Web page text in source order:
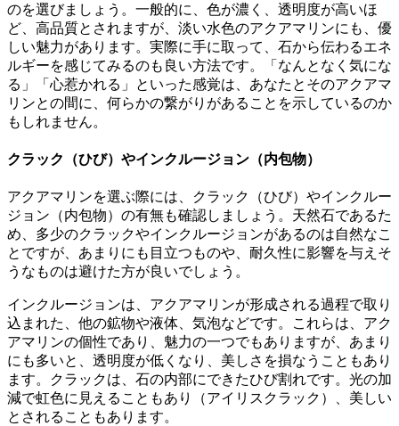
のを選びましょう。一般的に、色が濃く、透明度が高いほ
ど、高品質とされますが、淡い水色のアクアマリンにも、優
しい魅力があります。実際に手に取って、石から伝わるエネ
ルギーを感じてみるのも良い方法です。「なんとなく気にな
る」「心惹かれる」といった感覚は、あなたとそのアクアマ
リンとの間に、何らかの繋がりがあることを示しているのか
もしれません。
クラック（ひび）やインクルージョン（内包物）
アクアマリンを選ぶ際には、クラック（ひび）やインクルー
ジョン（内包物）の有無も確認しましょう。天然石であるた
め、多少のクラックやインクルージョンがあるのは自然なこ
とですが、あまりにも目立つものや、耐久性に影響を与えそ
うなものは避けた方が良いでしょう。
インクルージョンは、アクアマリンが形成される過程で取り
込まれた、他の鉱物や液体、気泡などです。これらは、アク
アマリンの個性であり、魅力の一つでもありますが、あまり
にも多いと、透明度が低くなり、美しさを損なうこともあり
ます。クラックは、石の内部にできたひび割れです。光の加
減で虹色に見えることもあり（アイリスクラック）、美しい
とされることもあります。